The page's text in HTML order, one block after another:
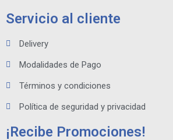
Servicio al cliente
Delivery
Modalidades de Pago
Términos y condiciones
Política de seguridad y privacidad
¡Recibe Promociones!